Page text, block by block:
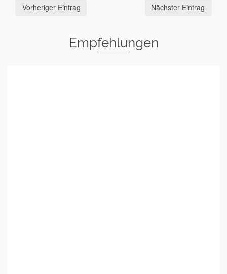
Vorheriger Eintrag Nächster Eintrag
Empfehlungen